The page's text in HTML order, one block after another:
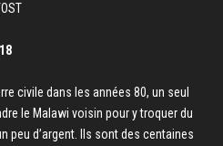
civile dans les années 80, un seul
le Malawi voisin pour y troquer du
peu d’argent. Ils sont des centaines